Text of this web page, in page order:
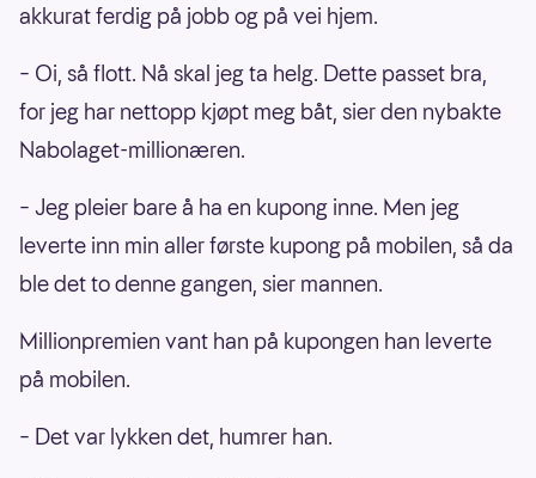
akkurat ferdig på jobb og på vei hjem.
– Oi, så flott. Nå skal jeg ta helg. Dette passet bra,
for jeg har nettopp kjøpt meg båt, sier den nybakte
Nabolaget-millionæren.
– Jeg pleier bare å ha en kupong inne. Men jeg
leverte inn min aller første kupong på mobilen, så da
ble det to denne gangen, sier mannen.
Millionpremien vant han på kupongen han leverte
på mobilen.
– Det var lykken det, humrer han.